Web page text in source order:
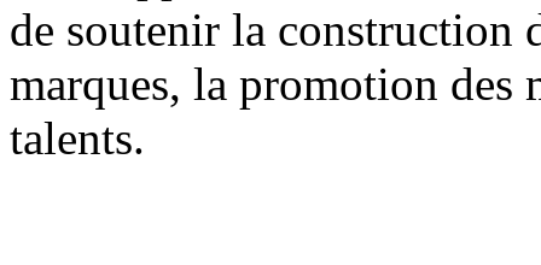
de soutenir la construction
marques, la promotion des
talents.